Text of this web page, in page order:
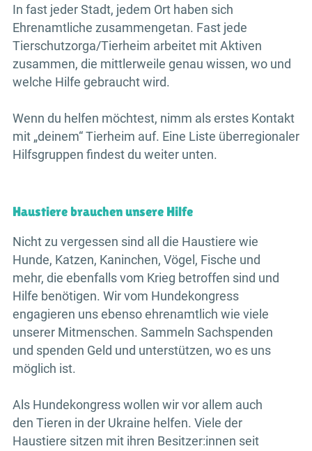
In fast jeder Stadt, jedem Ort haben sich
Ehrenamtliche zusammengetan. Fast jede
Tierschutzorga/Tierheim arbeitet mit Aktiven
zusammen, die mittlerweile genau wissen, wo und
welche Hilfe gebraucht wird.
Wenn du helfen möchtest, nimm als erstes Kontakt
mit „deinem“ Tierheim auf. Eine Liste überregionaler
Hilfsgruppen findest du weiter unten.
Haustiere brauchen unsere Hilfe
Nicht zu vergessen sind all die Haustiere wie
Hunde, Katzen, Kaninchen, Vögel, Fische und
mehr, die ebenfalls vom Krieg betroffen sind und
Hilfe benötigen. Wir vom Hundekongress
engagieren uns ebenso ehrenamtlich wie viele
unserer Mitmenschen. Sammeln Sachspenden
und spenden Geld und unterstützen, wo es uns
möglich ist.
Als Hundekongress wollen wir vor allem auch
den Tieren in der Ukraine helfen. Viele der
Haustiere sitzen mit ihren Besitzer:innen seit